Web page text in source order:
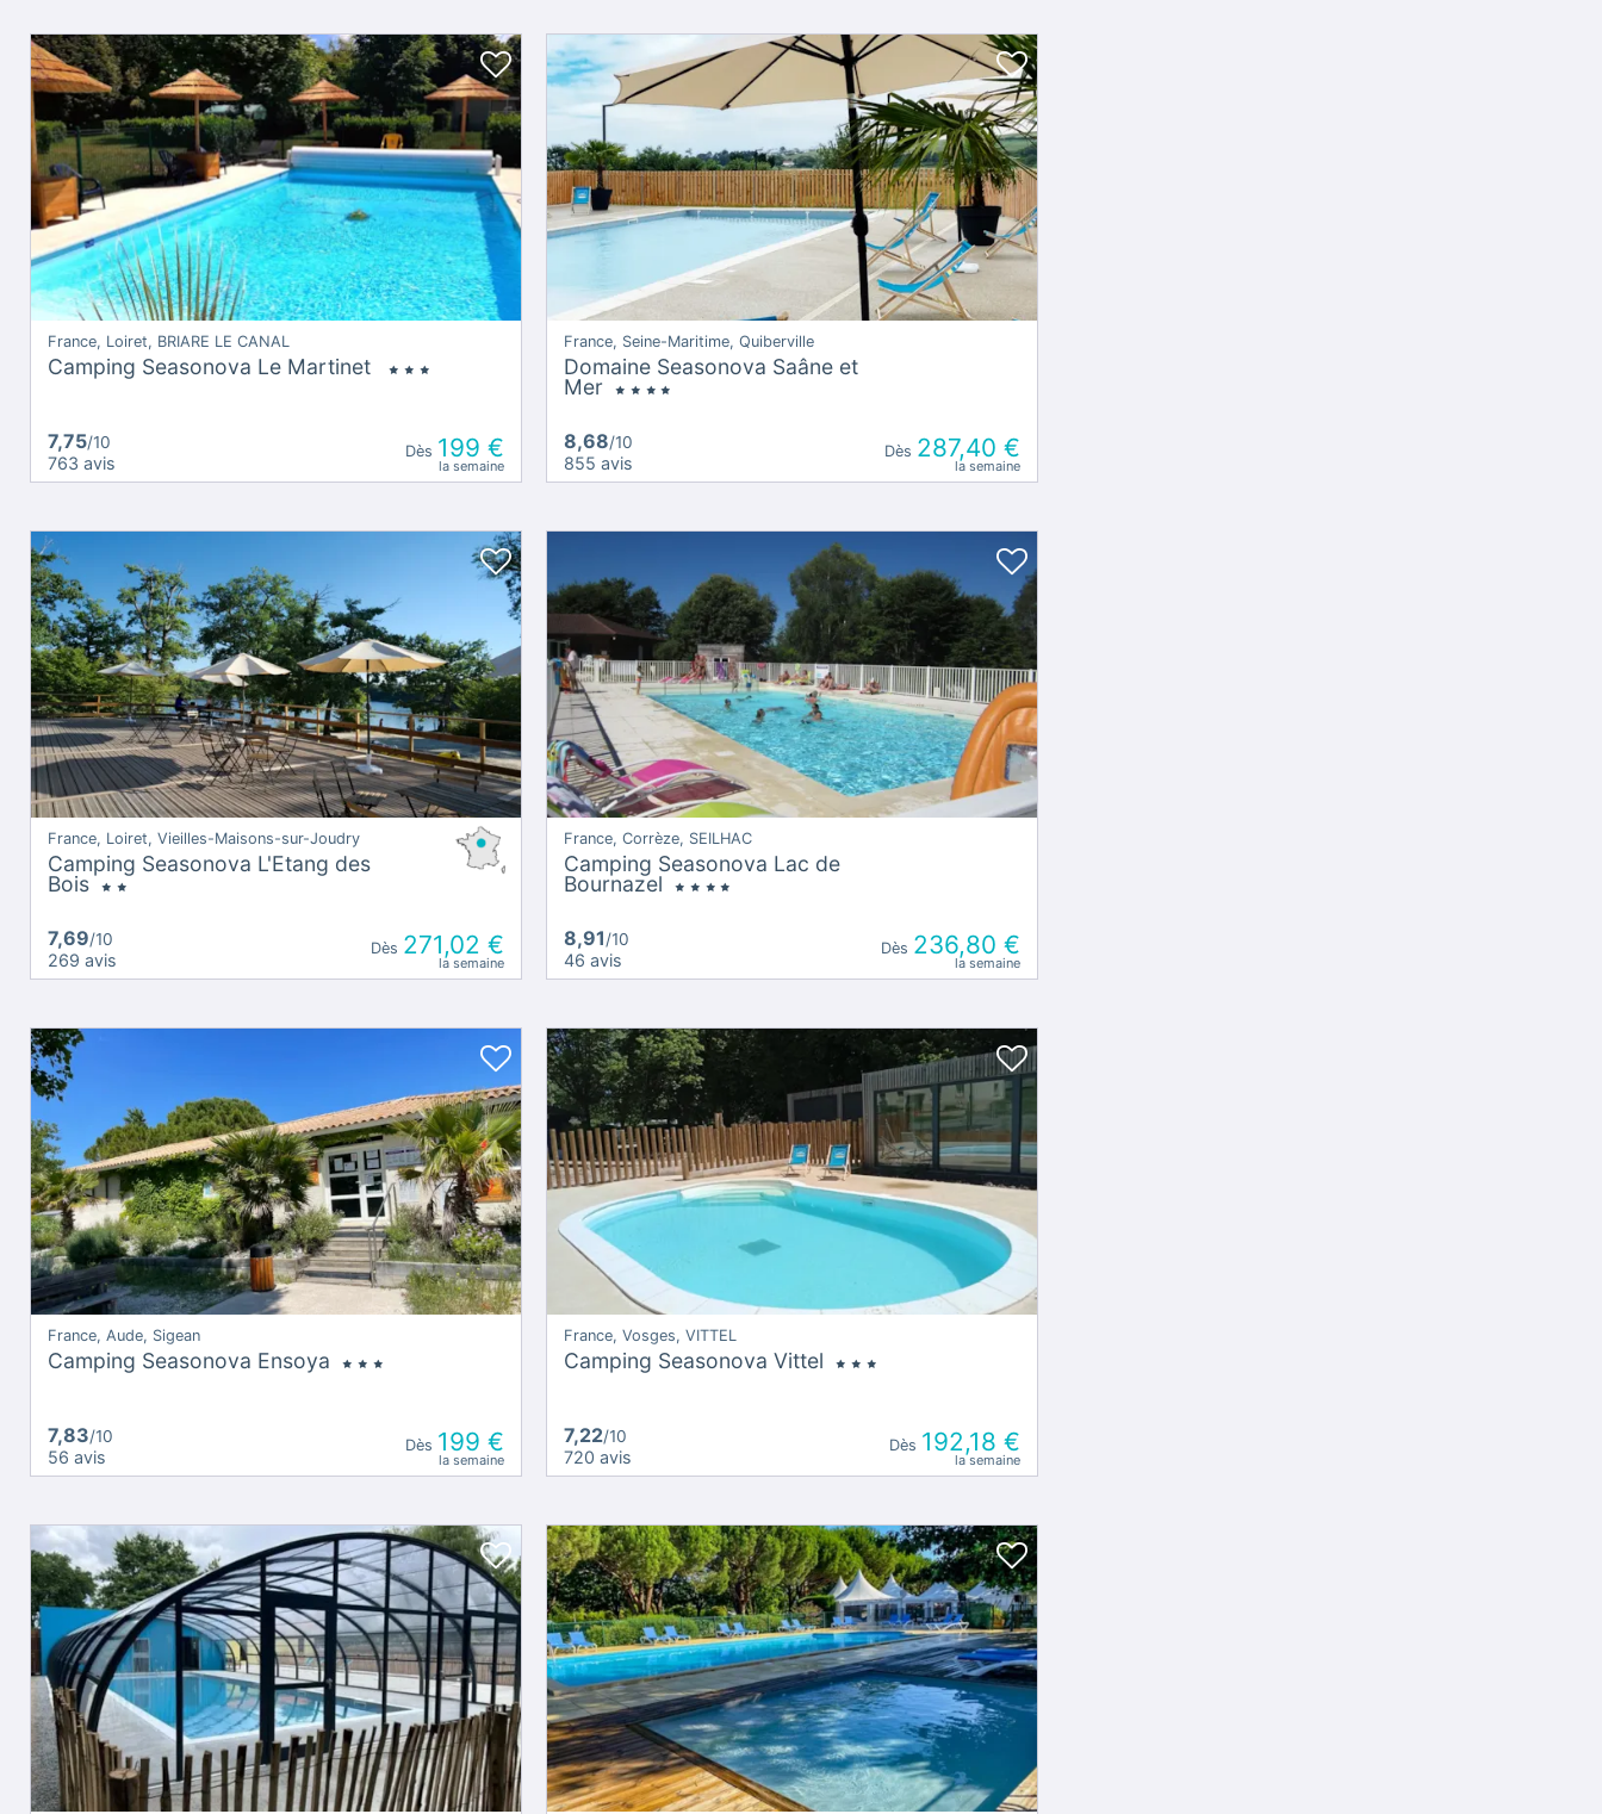
France, Loiret, BRIARE LE CANAL
Camping Seasonova Le Martinet
7,75/10
763 avis
Dès 199 €
la semaine
France, Seine-Maritime, Quiberville
Domaine Seasonova Saâne et
Mer
8,68/10
855 avis
Dès 287,40 €
la semaine
France, Loiret, Vieilles-Maisons-sur-Joudry
Camping Seasonova L'Etang des
Bois
7,69/10
269 avis
Dès 271,02 €
la semaine
France, Corrèze, SEILHAC
Camping Seasonova Lac de
Bournazel
8,91/10
46 avis
Dès 236,80 €
la semaine
France, Aude, Sigean
Camping Seasonova Ensoya
7,83/10
56 avis
Dès 199 €
la semaine
France, Vosges, VITTEL
Camping Seasonova Vittel
7,22/10
720 avis
Dès 192,18 €
la semaine